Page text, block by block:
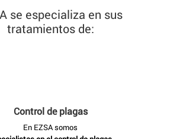
se especializa en sus
tratamientos de:
Control de plagas
En EZSA somos